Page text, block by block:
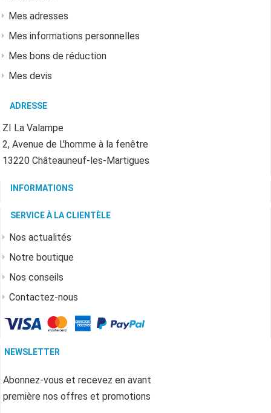
Mes adresses
Mes informations personnelles
Mes bons de réduction
Mes devis
ADRESSE
ZI La Valampe
2, Avenue de L'homme à la fenêtre
13220 Châteauneuf-les-Martigues
INFORMATIONS
SERVICE À LA CLIENTÈLE
Nos actualités
Notre boutique
Nos conseils
Contactez-nous
NEWSLETTER
Abonnez-vous et recevez en avant
première nos offres et promotions